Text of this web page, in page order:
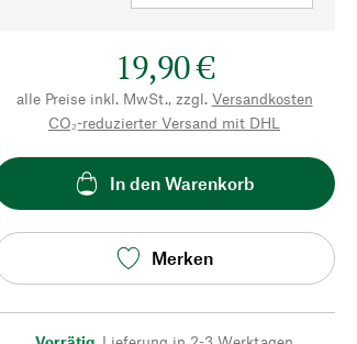
19,90 €
alle Preise inkl. MwSt., zzgl. Versandkosten
CO₂-reduzierter Versand mit DHL
In den Warenkorb
Merken